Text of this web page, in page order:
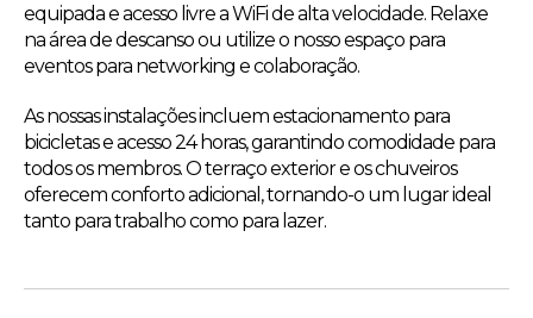
equipada e acesso livre a WiFi de alta velocidade. Relaxe
na área de descanso ou utilize o nosso espaço para
eventos para networking e colaboração.
As nossas instalações incluem estacionamento para
bicicletas e acesso 24 horas, garantindo comodidade para
todos os membros. O terraço exterior e os chuveiros
oferecem conforto adicional, tornando-o um lugar ideal
tanto para trabalho como para lazer.